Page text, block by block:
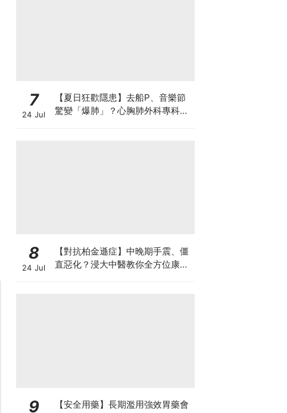
7
24 Jul
【夏日狂歡隱患】去船P、音樂節
驚變「爆肺」？心胸肺外科專科醫
8
24 Jul
【對抗柏金遜症】中晚期手震、僵
直惡化？浸大中醫教你全方位康復
9
【安全用藥】長期濫用強效胃藥會